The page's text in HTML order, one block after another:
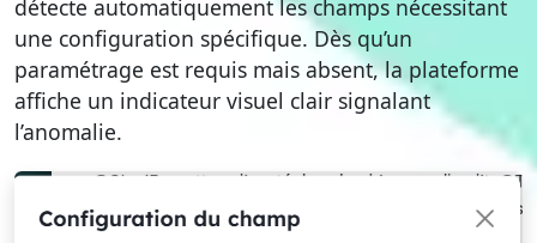
détecte automatiquement les champs nécessitant
une configuration spécifique. Dès qu’un
paramétrage est requis mais absent, la plateforme
affiche un indicateur visuel clair signalant
l’anomalie.